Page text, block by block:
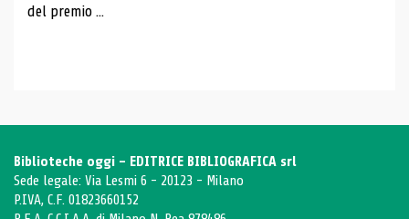
del premio ...
Biblioteche oggi - EDITRICE BIBLIOGRAFICA srl
Sede legale: Via Lesmi 6 - 20123 - Milano
P.IVA, C.F. 01823660152